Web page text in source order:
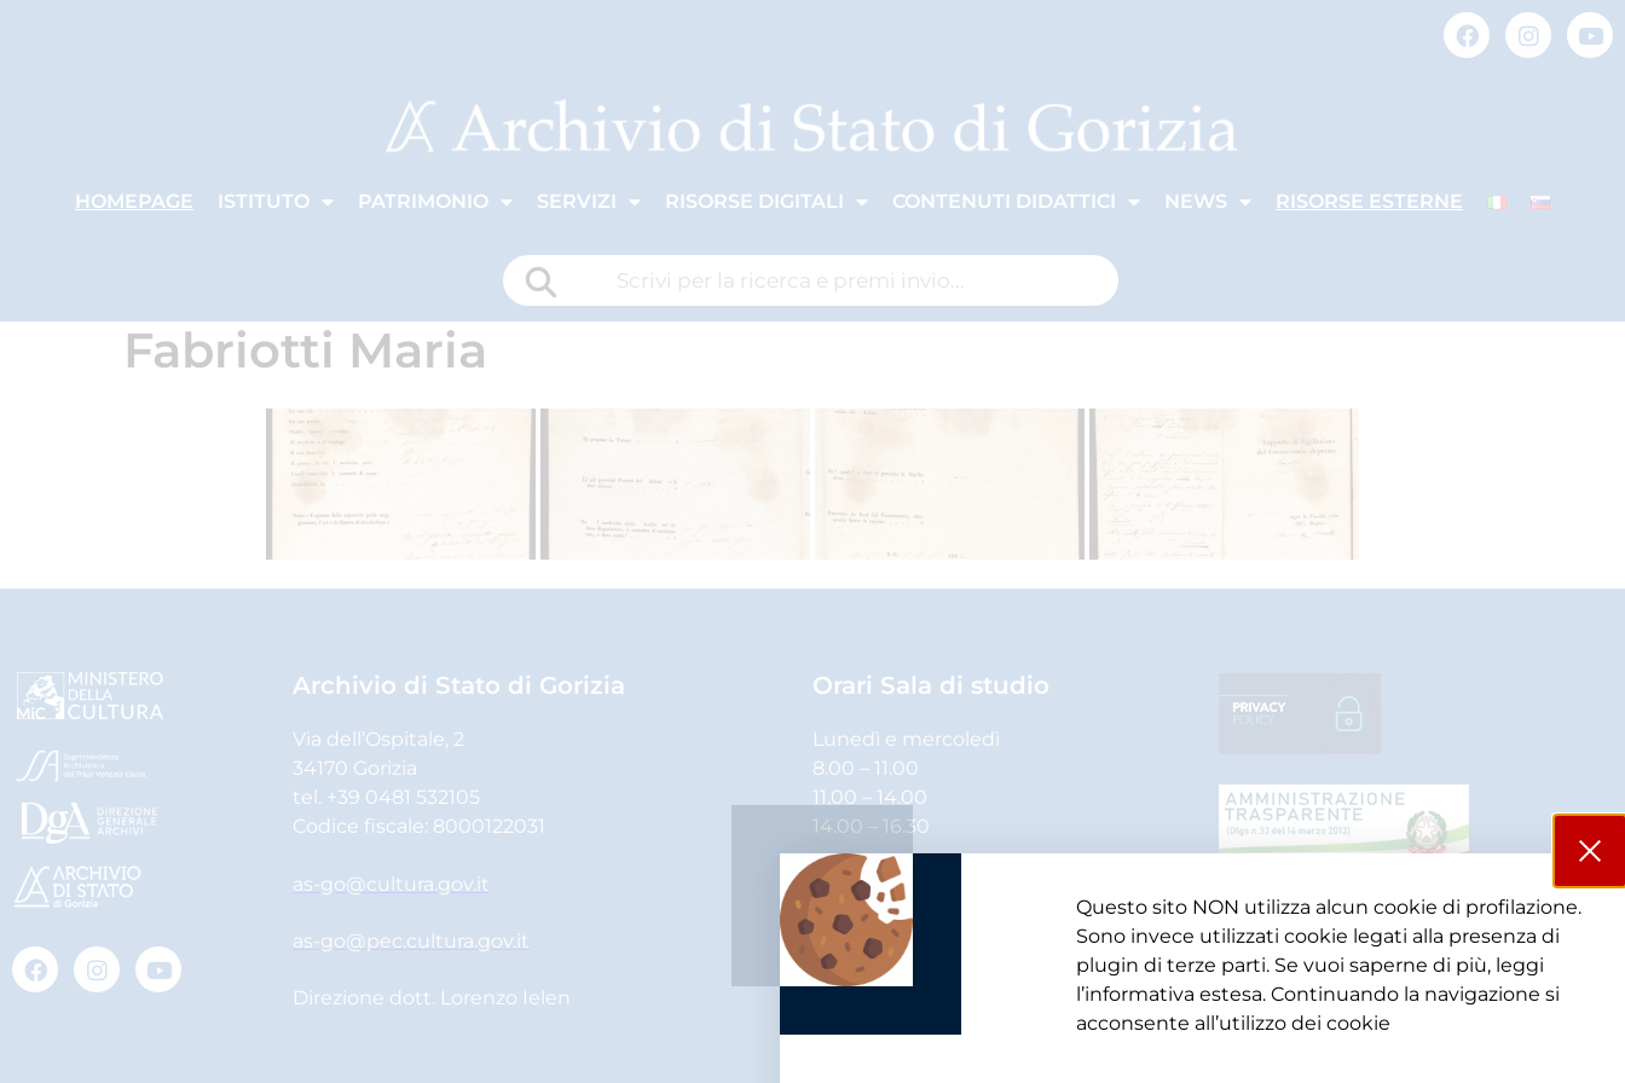
HOMEPAGE ISTITUTO PATRIMONIO SERVIZI RISORSE DIGITALI CONTENUTI DIDATTICI NEWS RISORSE ESTERNE
Fabriotti Maria
Archivio di Stato di Gorizia
Via dell’Ospitale, 2
34170 Gorizia
tel. +39 0481 532105
Codice fiscale: 8000122031
as-go@cultura.gov.it
as-go@pec.cultura.gov.it
Direzione dott. Lorenzo Ielen
Orari Sala di studio
Lunedì e mercoledì
8.00 – 11.00
11.00 – 14.00
14.00 – 16.30
Martedì, giovedì e venerdì
8.00 – 11.00
11.00 – 14.00
Questo sito NON utilizza alcun cookie di profilazione.
Sono invece utilizzati cookie legati alla presenza di
plugin di terze parti. Se vuoi saperne di più, leggi
l’informativa estesa. Continuando la navigazione si
acconsente all’utilizzo dei cookie​